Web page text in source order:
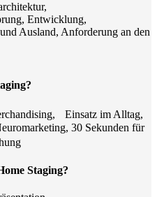
Entwicklung,
Ausland, Anforderung an den
Einsatz im Alltag,
30 Sekunden für
Staging?